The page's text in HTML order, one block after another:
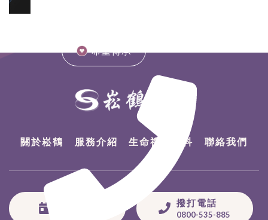
希望傳承
關於崧鶴 服務介紹 生命禮儀百科 聯絡我們
撥打電話
0800-535-885